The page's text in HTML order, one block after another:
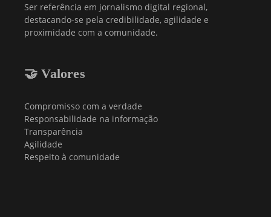
Ser referência em jornalismo digital regional,
destacando-se pela credibilidade, agilidade e
proximidade com a comunidade.
🤝 Valores
Compromisso com a verdade
Responsabilidade na informação
Transparência
Agilidade
Respeito à comunidade